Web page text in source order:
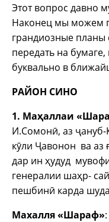
Этот вопрос давно
Наконец мы можем
грандиозные планы
передать на
буквально в
РАЙОН СИНО
1. Маҳаллаи
И.Сомонӣ, аз
кӯли Ҷавонон ва аз
дар ин ҳудуд
генералии шаҳр-
пешбинӣ карда
Махалля «Шараф»